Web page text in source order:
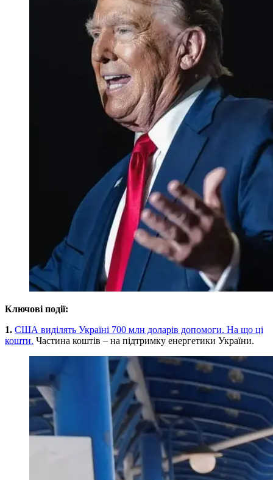
Ключові події:
1. США виділять Україні 700 млн доларів допомоги. На що ці
кошти. Частина коштів – на підтримку енергетики України.